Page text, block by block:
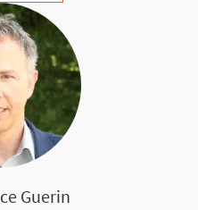
Guerin